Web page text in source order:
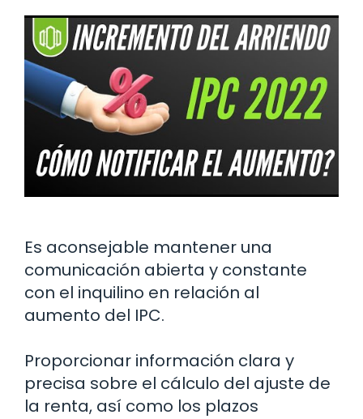
Es aconsejable mantener una
comunicación abierta y constante
con el inquilino en relación al
aumento del IPC.
Proporcionar información clara y
precisa sobre el cálculo del ajuste de
la renta, así como los plazos